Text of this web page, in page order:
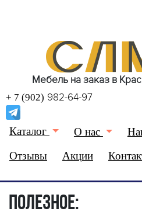
Мебель на заказ в
+ 7 (902) 982-64-97
Каталог О нас
Отзывы
Акции
ПОЛЕЗНОЕ: